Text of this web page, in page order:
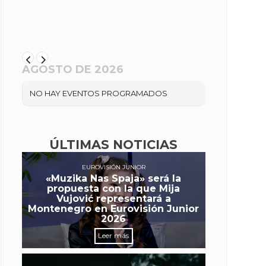
AGOSTO DE 2026
NO HAY EVENTOS PROGRAMADOS
ÚLTIMAS NOTICIAS
EUROVISIÓN JUNIOR
«Muzika Nas Spaja» será la
propuesta con la que Mija
Vujović representará a
Montenegro en Eurovisión Junior
2026
Leer más